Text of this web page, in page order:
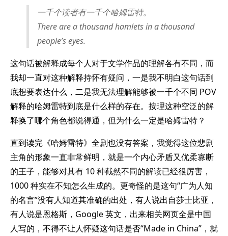
一千个读者有一千个哈姆雷特。
There are a thousand hamlets in a thousand
people’s eyes.
这句话被解释成每个人对于文学作品的理解各有不同，而
我却一直对这种解释持怀有疑问，一是我不明白这句话到
底想要表达什么，二是我无法理解能够被一千个不同 POV
解释的哈姆雷特到底是什么样的存在。按理这种空泛的解
释换了哪个角色都说得通，但为什么一定是哈姆雷特？
直到读完《哈姆雷特》全剧也没有答案，我觉得这位悲剧
主角的形象一直非常鲜明，就是一个内心矛盾又优柔寡断
的王子，能够对其有 10 种截然不同的解读已经很厉害，
1000 种实在不知怎么生成的。更奇怪的是这句“广为人知
的名言”没有人知道其准确的出处，有人说出自莎士比亚，
有人说是恩格斯，Google 英文，出来相关网页全是中国
人写的，不得不让人怀疑这句话是否“Made in China”，就